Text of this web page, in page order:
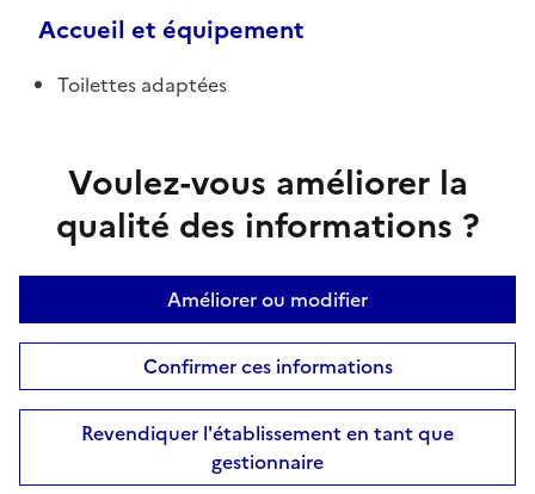
Accueil et équipement
Toilettes adaptées
Voulez-vous améliorer la
qualité des informations ?
Améliorer ou modifier
Confirmer ces informations
Revendiquer l'établissement en tant que
gestionnaire